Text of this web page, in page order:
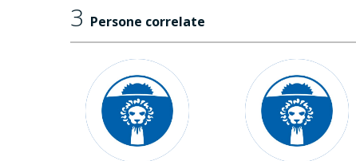
3 Persone correlate